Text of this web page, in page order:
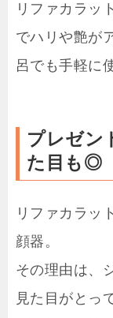
リファカラッ
でハリや艶が
呂でも手軽に
プレゼン
た目も◎
リファカラッ
顔器。
その理由は、
見た目がとっ